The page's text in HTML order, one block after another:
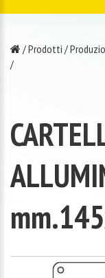
/Prodotti /
/